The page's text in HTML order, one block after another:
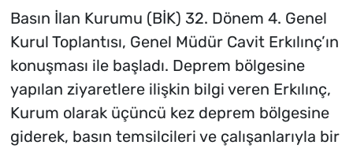
Basın İlan Kurumu (BİK) 32. Dönem 4. Genel
Kurul Toplantısı, Genel Müdür Cavit Erkılınç’ın
konuşması ile başladı. Deprem bölgesine
yapılan ziyaretlere ilişkin bilgi veren Erkılınç,
Kurum olarak üçüncü kez deprem bölgesine
giderek, basın temsilcileri ve çalışanlarıyla bir